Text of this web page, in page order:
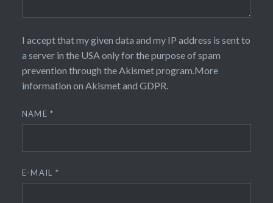
I accept that my given data and my IP address is sent to
a server in the USA only for the purpose of spam
prevention through the Akismetprogram. More
information on Akismet and GDPR
NAME*
E-MAIL *